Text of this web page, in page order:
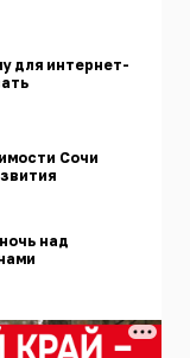
для интернет-
Сочи
над